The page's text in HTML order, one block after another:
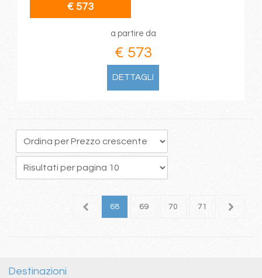
€ 573
a partire da
€ 573
DETTAGLI
67 68 69 70 71 72
Destinazioni